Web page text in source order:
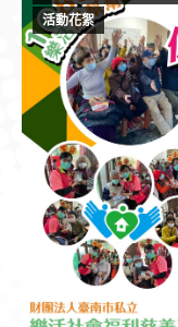
活動花絮